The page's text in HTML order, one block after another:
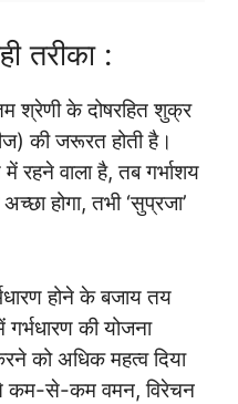
तरीका :
श्रेणी के दोषरहित शुक्र
की जरूरत होती है।
रहने वाला है, तब गर्भाशय
होगा, तभी ‘सुप्रजा’
होने के बजाय तय
की योजना
को अधिक महत्व दिया
से कम-से-कम वमन, विरेचन